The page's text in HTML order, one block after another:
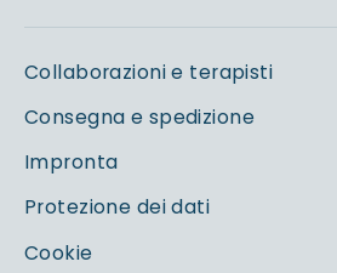
Collaborazioni e terapisti
Consegna e spedizione
Impronta
Protezione dei dati
Cookie